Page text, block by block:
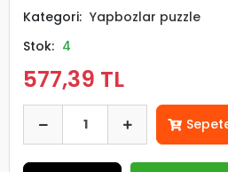
Kategori: Yapbozlar puzzle
Stok: 4
577,39 TL